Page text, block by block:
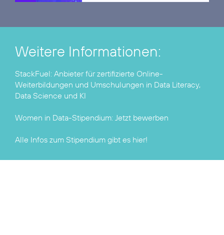
Weitere Informationen:
StackFuel: Anbieter für zertifizierte Online-
Weiterbildungen und Umschulungen in Data Literacy,
Data Science und KI
Women in Data-Stipendium: Jetzt bewerben
Alle Infos zum Stipendium gibt es hier